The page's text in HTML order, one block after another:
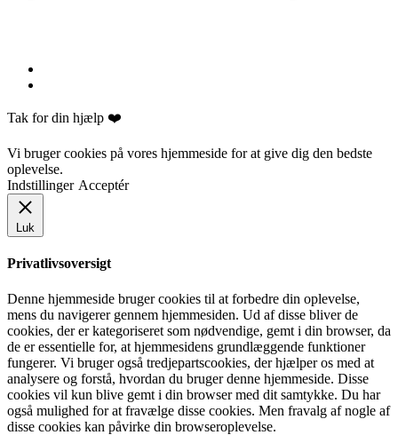
Tak for din hjælp ❤️
Vi bruger cookies på vores hjemmeside for at give dig den bedste
oplevelse.
Indstillinger Acceptér
Luk
Privatlivsoversigt
Denne hjemmeside bruger cookies til at forbedre din oplevelse,
mens du navigerer gennem hjemmesiden. Ud af disse bliver de
cookies, der er kategoriseret som nødvendige, gemt i din browser, da
de er essentielle for, at hjemmesidens grundlæggende funktioner
fungerer. Vi bruger også tredjepartscookies, der hjælper os med at
analysere og forstå, hvordan du bruger denne hjemmeside. Disse
cookies vil kun blive gemt i din browser med dit samtykke. Du har
også mulighed for at fravælge disse cookies. Men fravalg af nogle af
disse cookies kan påvirke din browseroplevelse.